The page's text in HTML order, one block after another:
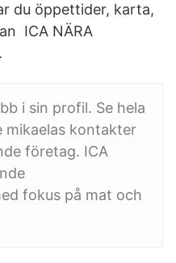
du öppettider, karta,
ICA NÄRA
i sin profil. Se hela
mikaelas kontakter
företag. ICA
fokus på mat och